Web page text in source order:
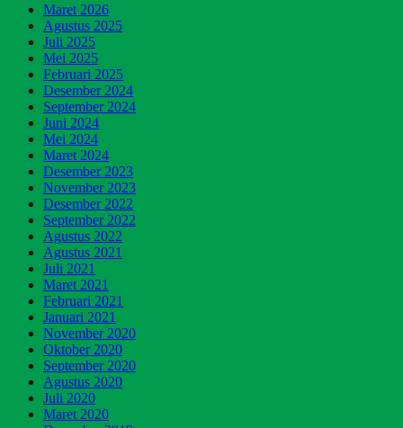
Maret 2026
Agustus 2025
Juli 2025
Mei 2025
Februari 2025
Desember 2024
September 2024
Juni 2024
Mei 2024
Maret 2024
Desember 2023
November 2023
Desember 2022
September 2022
Agustus 2022
Agustus 2021
Juli 2021
Maret 2021
Februari 2021
Januari 2021
November 2020
Oktober 2020
September 2020
Agustus 2020
Juli 2020
Maret 2020